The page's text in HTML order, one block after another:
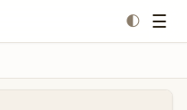
🌓 ☰